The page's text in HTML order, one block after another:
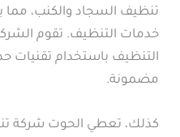
تنظيف السجاد والكنب،
خدمات التنظيف. تقوم
التنظيف باستخدام تقنيات
مضمونة.
كذلك، تعطي الحوت شركة